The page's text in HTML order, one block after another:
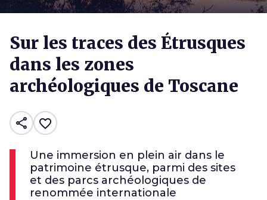
Sur les traces des Étrusques
dans les zones
archéologiques de Toscane
share favorite_border
Une immersion en plein air dans le
patrimoine étrusque, parmi des sites
et des parcs archéologiques de
renommée internationale